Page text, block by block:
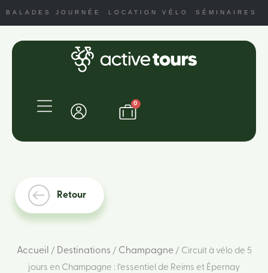
BALADES JOURNÉE LOCATION VÉLO SÉMINAIRES
0
Retour
Accueil / Destinations / Champagne/ Circuit à vélo de 5
jours en Champagne : l’essentiel de Reims et Épernay